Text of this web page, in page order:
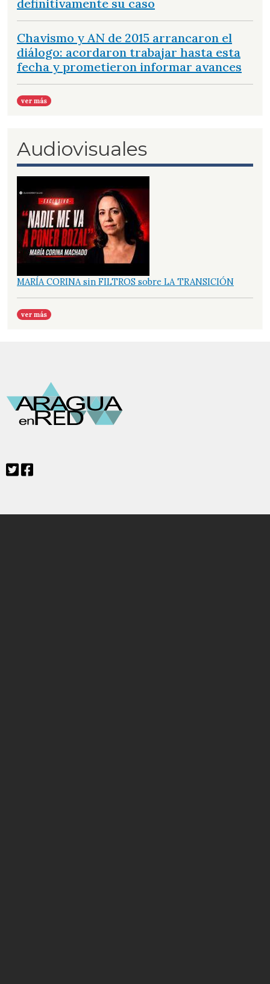
definitivamente su caso
Chavismo y AN de 2015 arrancaron el
diálogo: acordaron trabajar hasta esta
fecha y prometieron informar avances
ver más
Audiovisuales
MARÍA CORINA sin FILTROS sobre LA TRANSICIÓN
ver más